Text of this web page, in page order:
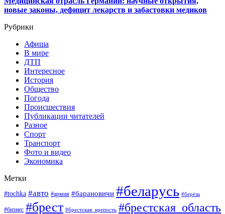
новые законы, дефицит лекарств и забастовки медиков
Рубрики
Афиша
В мире
ДТП
Интересное
История
Общество
Погода
Происшествия
Публикации читателей
Разное
Спорт
Транспорт
Фото и видео
Экономика
Метки
#tochka #авто #армия #барановичи #беларусь #берёза
#бизнес #брест #брестская_крепость #брестская_область